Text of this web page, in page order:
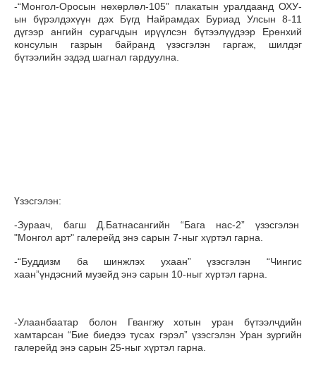
-“Монгол-Оросын нөхөрлөл-105” плакатын уралдаанд ОХУ-
ын бүрэлдэхүүн дэх Бүгд Найрамдах Буриад Улсын 8-11
дүгээр ангийн сурагчдын ирүүлсэн бүтээлүүдээр Ерөнхий
консулын газрын байранд үзэсгэлэн гаргаж, шилдэг
бүтээлийн эздэд шагнал гардуулна.
Үзэсгэлэн:
-Зураач, багш Д.Батнасангийн “Бага нас-2” үзэсгэлэн
"Монгол арт" галерейд энэ сарын 7-ныг хүртэл гарна.
-“Буддизм ба шинжлэх ухаан” үзэсгэлэн “Чингис
хаан”үндэсний музейд энэ сарын 10-ныг хүртэл гарна.
-Улаанбаатар болон Гвангжу хотын уран бүтээлчдийн
хамтарсан “Бие биедээ тусах гэрэл” үзэсгэлэн Уран зургийн
галерейд энэ сарын 25-ныг хүртэл гарна.